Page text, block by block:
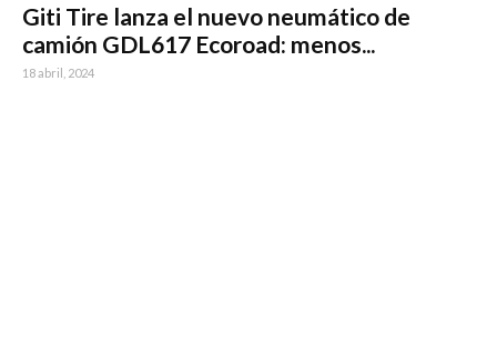
Giti Tire lanza el nuevo neumático de
camión GDL617 Ecoroad: menos...
18 abril, 2024